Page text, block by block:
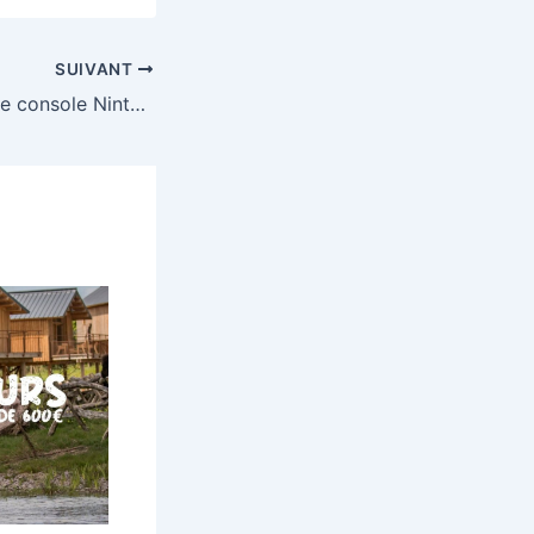
SUIVANT
Gagnez la nouvelle console Nintendo Switch 2